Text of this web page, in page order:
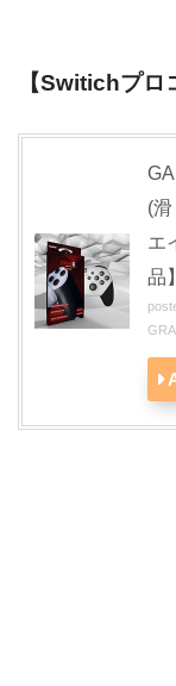
【Switichプロ
(
エ
品】